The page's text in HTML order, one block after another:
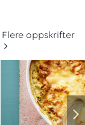
Flere oppskrifter